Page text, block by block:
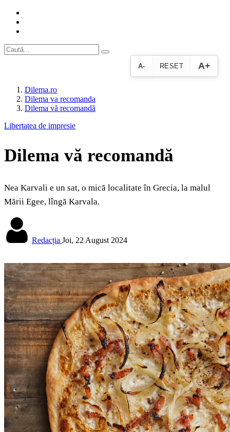
A- RESET A+
Dilema.ro
Dilema va recomanda
Dilema vă recomandă
Libertatea de impresie
Dilema vă recomandă
Nea Karvali e un sat, o mică localitate în Grecia, la malul
Mării Egee, lîngă Karvala.
Redacția Joi, 22 August 2024